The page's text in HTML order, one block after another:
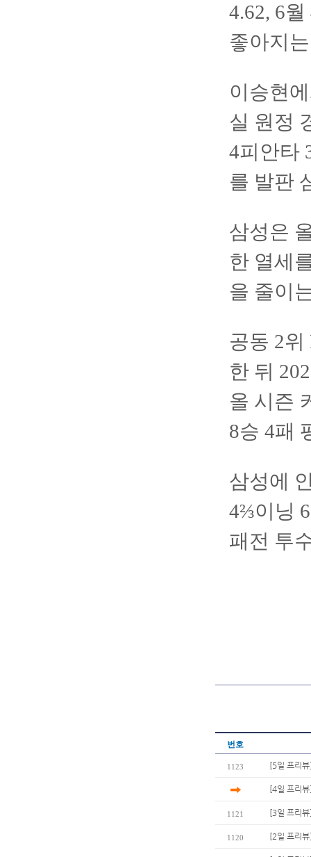
4.62, 6
좋아지
이승현
실 원정
4피안타
를 발판
삼성은
한 열세
을 줄이
공동 2
한 뒤
올 시즌
8승 4패
삼성에
4⅔이닝
패전 투
번호
1123 [5일 프리
[4일 프리
1121 [3일 프리
1120 [2일 프리